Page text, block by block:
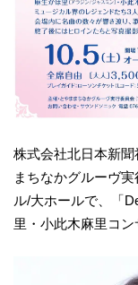
株式会社北日本新
まちなかグルーヴ
ル/大ホールで、「
里・小此木麻里コン